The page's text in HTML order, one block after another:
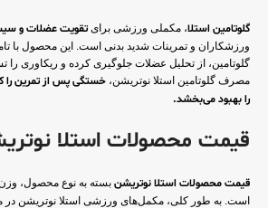
گلوتامین استلا، مکملی ورزشی برای تقویت عضلات و
ورزشکاران و تمرینات شدید بدنی است. این محصول با
گلوتامین، از تحلیل عضلات جلوگیری کرده و ریکاوری را
مصرف گلوتامین استلا نوتریشن، خستگی پس از تمرین را
را بهبود می‌بخشد.
قیمت محصولات استلا
قیمت محصولات استلا نوتریشن بسته به نوع محصول،
است. به طور کلی، مکمل‌های ورزشی استلا نوتریشن در